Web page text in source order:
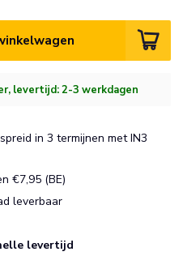
levertijd: 2-3 werkdagen
in 3 termijnen met IN3
€7,95 (BE)
leverbaar
levertijd